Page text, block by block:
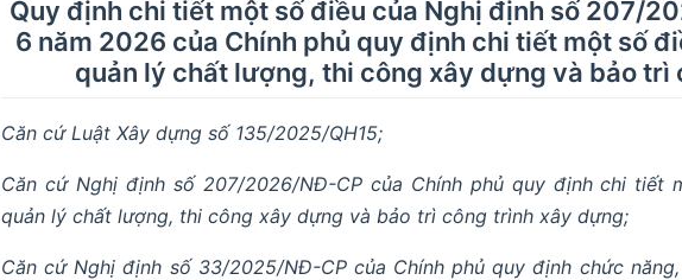
Quy định chi tiết một số điều của Nghị định số 207/
6 năm 2026 của Chính phủ quy định chi tiết một số
quản lý chất lượng, thi công xây dựng và bảo trì
Căn cứ Luật Xây dựng số 135/2025/QH15;
Căn cứ Nghị định số 207/2026/NĐ-CP của Chính phủ quy định chi tiết
quản lý chất lượng, thi công xây dựng và bảo trì công trình xây dựng;
Căn cứ Nghị định số 33/2025/NĐ-CP của Chính phủ quy định chức